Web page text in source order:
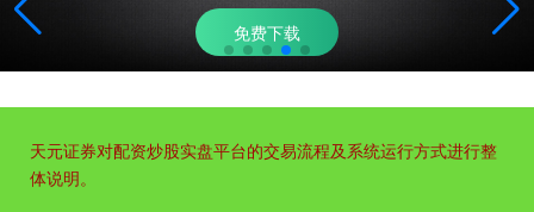
免费下载
天元证券对配资炒股实盘平台的交易流程及系统运行方式进行整
体说明。